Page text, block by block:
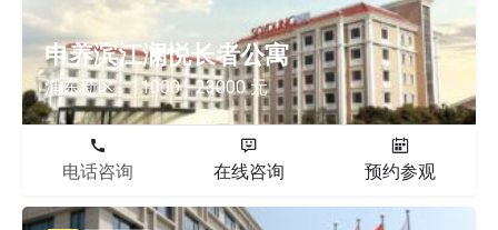
申养滨江澜悦长者公寓
浦东新区 11000 - 23000 元
电话咨询 在线咨询 预约参观